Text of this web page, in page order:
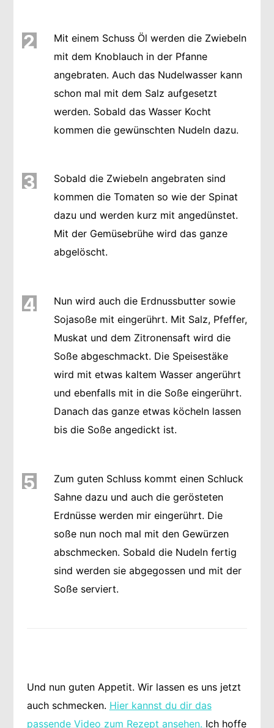
2
Mit einem Schuss Öl werden die Zwiebeln
mit dem Knoblauch in der Pfanne
angebraten. Auch das Nudelwasser kann
schon mal mit dem Salz aufgesetzt
werden. Sobald das Wasser Kocht
kommen die gewünschten Nudeln dazu.
3
Sobald die Zwiebeln angebraten sind
kommen die Tomaten so wie der Spinat
dazu und werden kurz mit angedünstet.
Mit der Gemüsebrühe wird das ganze
abgelöscht.
4
Nun wird auch die Erdnussbutter sowie
Sojasoße mit eingerührt. Mit Salz, Pfeffer,
Muskat und dem Zitronensaft wird die
Soße abgeschmackt. Die Speisestäke
wird mit etwas kaltem Wasser angerührt
und ebenfalls mit in die Soße eingerührt.
Danach das ganze etwas köcheln lassen
bis die Soße angedickt ist.
5
Zum guten Schluss kommt einen Schluck
Sahne dazu und auch die gerösteten
Erdnüsse werden mir eingerührt. Die
soße nun noch mal mit den Gewürzen
abschmecken. Sobald die Nudeln fertig
sind werden sie abgegossen und mit der
Soße serviert.
Und nun guten Appetit. Wir lassen es uns jetzt
auch schmecken. Hier kannst du dir das
passende Video zum Rezept ansehen. Ich hoffe